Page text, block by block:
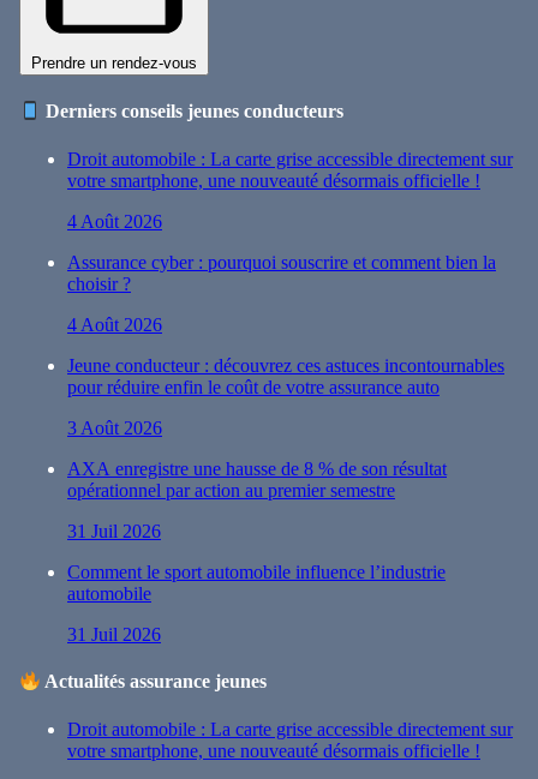
Prendre un rendez-vous
Derniers conseils jeunes conducteurs
Droit automobile : La carte grise accessible directement sur
votre smartphone, une nouveauté désormais officielle !
4 Août 2026
Assurance cyber : pourquoi souscrire et comment bien la
choisir ?
4 Août 2026
Jeune conducteur : découvrez ces astuces incontournables
pour réduire enfin le coût de votre assurance auto
3 Août 2026
AXA enregistre une hausse de 8 % de son résultat
opérationnel par action au premier semestre
31 Juil 2026
Comment le sport automobile influence l’industrie
automobile
31 Juil 2026
Actualités assurance jeunes
Droit automobile : La carte grise accessible directement sur
votre smartphone, une nouveauté désormais officielle !